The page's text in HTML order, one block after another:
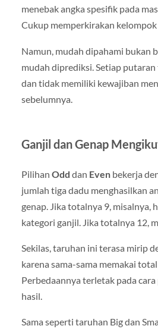
menebak angka spesifik pada
Cukup memperkirakan
Namun, mudah dipahami bukan
mudah diprediksi. Setiap
dan tidak memiliki kewajiban
sebelumnya.
Ganjil dan Genap
Pilihan Odd dan Evenbekerja
jumlah tiga dadu menghasilkan
genap. Jika totalnya 9, misalnya,
kategori ganjil. Jika totalnya 12,
Sekilas, taruhan ini terasa mirip
karena sama-sama memakai
Perbedaannya terletak pada
hasil.
Sama seperti taruhan Big dan